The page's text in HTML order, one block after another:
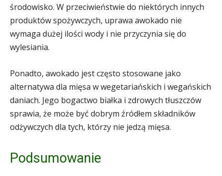
środowisko. W przeciwieństwie do niektórych innych
produktów spożywczych, uprawa awokado nie
wymaga dużej ilości wody i nie przyczynia się do
wylesiania.
Ponadto, awokado jest często stosowane jako
alternatywa dla mięsa w wegetariańskich i wegańskich
daniach. Jego bogactwo białka i zdrowych tłuszczów
sprawia, że może być dobrym źródłem składników
odżywczych dla tych, którzy nie jedzą mięsa.
Podsumowanie